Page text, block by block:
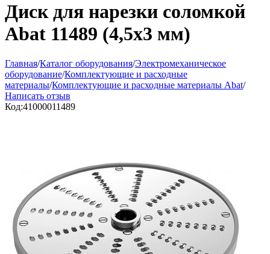
Диск для нарезки соломкой
Abat 11489 (4,5х3 мм)
Главная/Каталог оборудования/Электромеханическое
оборудование/Комплектующие и расходные
материалы/Комплектующие и расходные материалы Abat/
Написать отзыв
Код:41000011489